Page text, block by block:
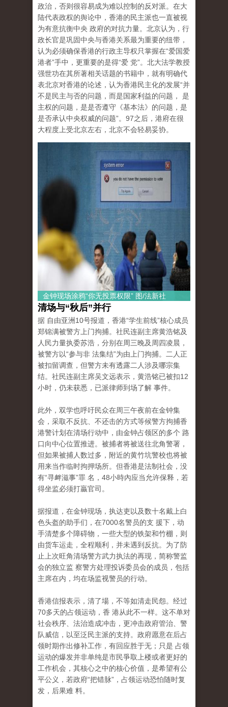
政治，否则很容易成为难以控制的反对派。在大
陆代表政权的舆论中，香港的民主派也一直被视
为有意抗衡中央 政府的对抗力量。北京认为，行
政长官是巩固中央与香港关系最为重要的纽带，
认为必须确保香港的行政主导权只掌握在“爱国爱
港者”手中，更重要的是得“爱 党”。北大法学教授
强世功在其所著相关话题的书籍中，就有明确代
表北京对香港的论述，认为香港民主化的发展“并
不是民主与否的问题，而是国家利益的问题， 是
主权的问题，是是否遵守《基本法》的问题，是
是否承认中央权威的问题”。97之后，港府在很
大程度上受北京左右，北京不会轻易妥协。
金钟现场涂鸦“你无投票权限” 图/法新社
清场与“秋后”并行
据 自由亚洲10号报道，香港“学生前线”核心成员
郑锦满被警方上门拘捕。社民连副主席黄浩铭及
人民力量执委苏浩，分别在周三晚及周四凌晨，
被警方以“参与非 法集结”为由上门拘捕。二人正
被扣留调查，但警方未有透露二人涉及哪宗集
结。社民连副主席吴文远表示，黄浩铭已被扣12
小时，仍未获悉，已派律师到场了解 事件。
此外，双学也呼吁民众在周三午夜前在金钟集
会，采取不反抗、不还击的方式等候警方拘捕香
港警计划在清场行动中，由金钟占领区的多个 路
口向中心位置推进。被捕者将被送往北角警署，
但如果被捕人数过多，附近的黄竹坑警校也将被
用来当作临时拘押场所。但香港是法制社会，没
有“寻衅滋事”罪 名，48小時內应当允许保释，若
得坐监必须打贏官司。
据报道，在金钟现场，执达吏以及数十名戴上白
色头盔的助手们，在7000名警员的支 援下，动
手清楚多个障碍物，一些大型的铁架和竹棚，则
由货车运走，全程顺利，并未遇到反抗。为了防
止上次旺角清场警方武力执法的再现，简称警监
会的独立监 察警方处理投诉委员会的成员，包括
主席在内，均在场监视警员的行动。
香港信报表示，清了場，不等如清走民怨。经过
70多天的占领运动，香 港从此不一样。这不单对
社会秩序、法治造成冲击，更冲击政府管治、警
队威信，以至泛民主派的支持。政府愿意在后占
领时期作出修补工作，有回应胜于无；只是 占领
运动的爆发并非单纯是市民爭取上楼或者更好的
工作机会，其核心之中的核心价值，是希望有公
平公义，若政府“把错脉”，占领运动恐怕随时复
发，后果难 料。